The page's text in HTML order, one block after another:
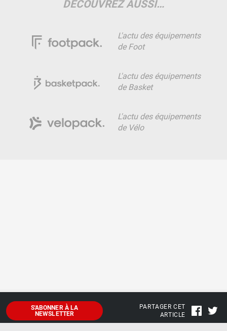
DÉCOUVREZ AUSSI…
L'actu des équipements
de Foot
L'actu des équipements
de Basket
L'actu des équipements
de Vélo
S'ABONNER À LA
NEWSLETTER
PARTAGER CET
ARTICLE